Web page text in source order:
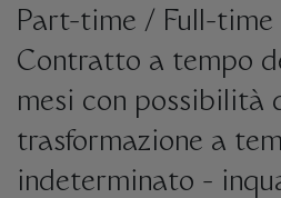
Part-time / Full-time
Contratto a tempo
mesi con possibilità
trasformazione a
indeterminato -